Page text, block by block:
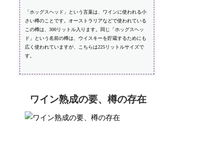
「ホッグスヘッド」という言葉は、ワインに使われる小
さい樽のことです。オーストラリアなどで使われている
この樽は、300リットル入ります。同じ「ホッグスヘッ
ド」という名前の樽は、ウイスキーを貯蔵するためにも
広く使われていますが、こちらは225リットルサイズで
す。
ワイン熟成の要、樽の存在